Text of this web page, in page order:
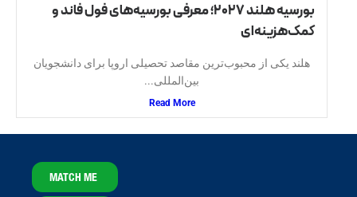
بورسیه هلند ۲۰۲۷؛ معرفی بورسیه‌های فول فاند و
کمک‌هزینه‌ای
هلند یکی از محبوب‌ترین مقاصد تحصیلی اروپا برای دانشجویان
بین‌المللی...
Read More
MATCH ME